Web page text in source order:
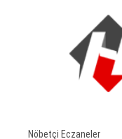
Nöbetçi Eczaneler